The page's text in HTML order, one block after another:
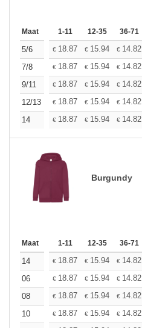
Maat 1-11 12-35 36-71
5/6 € 18.87 € 15.94 € 14.82
7/8
€ 18.87 € 15.94 € 14.82
9/11
€ 18.87 € 15.94 € 14.82
12/13
€ 18.87 € 15.94 € 14.82
14
€ 18.87 € 15.94 € 14.82
Burgundy
Maat 1-11 12-35 36-71
14 € 18.87 € 15.94 € 14.82
06
€ 18.87 € 15.94 € 14.82
08
€ 18.87 € 15.94 € 14.82
10
€ 18.87 € 15.94 € 14.82